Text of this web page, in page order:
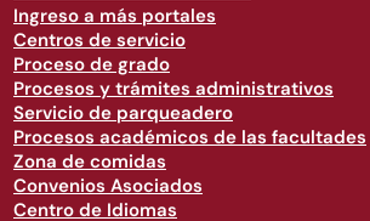
Ingreso a más portales
Centros de servicio
Proceso de grado
Procesos y trámites administrativos
Servicio de parqueadero
Procesos académicos de las facultades
Zona de comidas
Convenios Asociados
Centro de Idiomas